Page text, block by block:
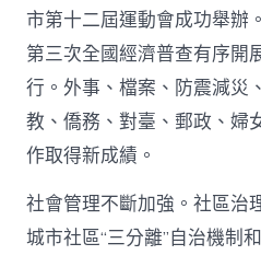
市第十二屆運動會成功舉辦
第三次全國經濟普查有序開
行。外事、檔案、防震減災
教、僑務、對臺、郵政、婦
作取得新成績。
社會管理不斷加強。社區治
城市社區“三分離”自治機制